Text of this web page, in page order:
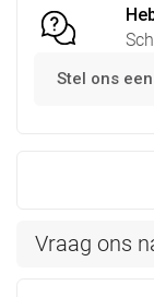
Stel ons
Vraag ons